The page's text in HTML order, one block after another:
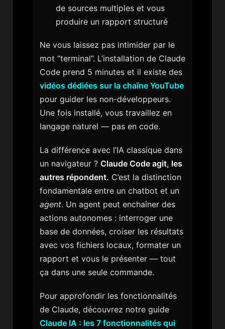
de sources multiples et vous
produire un rapport structuré
Ne vous laissez pas intimider par le
mot “terminal”. L’installation de Claude
Code prend 5 minutes et il existe des
vidéos dédiées sur la chaîne YouTube
pour guider les non-développeurs.
Une fois installé, vous travaillez en
langage naturel — pas en code.
La différence avec l’IA classique dans
un navigateur ? Claude Code agit, les
autres répondent. C’est la distinction
fondamentale entre un chatbot et un
agent. Un agent peut enchaîner des
actions autonomes : interroger une
base de données, croiser les résultats
avec vos fichiers locaux, formater un
rapport et vous le présenter — tout
ça dans une seule commande.
Pour approfondir les fonctionnalités
de Claude, découvrez notre guide
Claude IA : les 7 fonctionnalités qui